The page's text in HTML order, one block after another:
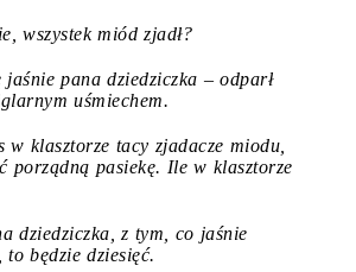
wszystek miód zjadł?
pana dziedziczka – odparł
uśmiechem.
klasztorze tacy zjadacze miodu,
porządną pasiekę. Ile w klasztorze
dziedziczka, z tym, co jaśnie
to będzie dziesięć.